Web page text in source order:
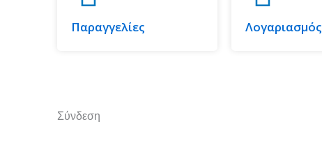
Παραγγελίες Λογαριασμός
Σύνδεση